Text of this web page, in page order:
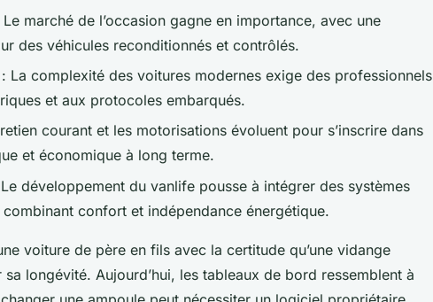
Le marché de l’occasion gagne en importance, avec une
des véhicules reconditionnés et contrôlés.
: La complexité des voitures modernes exige des professionnels
et aux protocoles embarqués.
courant et les motorisations évoluent pour s’inscrire dans
et économique à long terme.
développement du vanlife pousse à intégrer des systèmes
confort et indépendance énergétique.
voiture de père en fils avec la certitude qu’une vidange
longévité. Aujourd’hui, les tableaux de bord ressemblent à